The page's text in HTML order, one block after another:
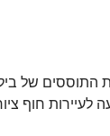
חוף